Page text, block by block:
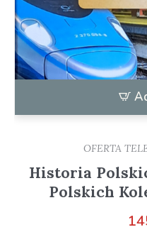
OFERTA
Historia
Polskich